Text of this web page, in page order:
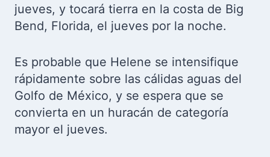
jueves, y tocará tierra en la costa de Big
Bend, Florida, el jueves por la noche.
Es probable que Helene se intensifique
rápidamente sobre las cálidas aguas del
Golfo de México, y se espera que se
convierta en un huracán de categoría
mayor el jueves.